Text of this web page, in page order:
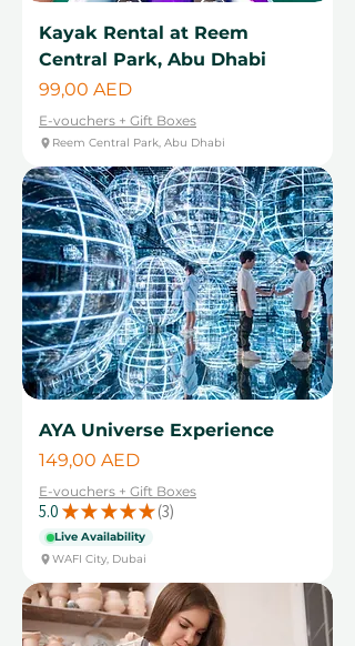
Kayak Rental at Reem
Central Park, Abu Dhabi
Цена
99,00 AED
E-vouchers + Gift Boxes
Reem Central Park, Abu Dhabi
AYA Universe Experience
Цена
149,00 AED
E-vouchers + Gift Boxes
5.0 ★ ★ ★ ★ ★ 3
3
Live Availability
WAFI City, Dubai